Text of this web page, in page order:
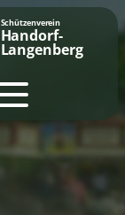
Schützenverein
Handorf-
Langenberg